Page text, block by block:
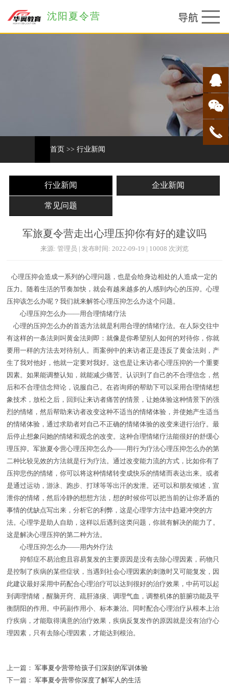
沈阳夏令营
首页 >> 行业新闻
行业新闻 企业新闻
常见问题
军旅夏令营走出心理压抑你有好的建议吗
来源: 管理员 | 发布时间: 2022-09-19 | 10008 次浏览
心理压抑会造成一系列的心理问题，也是会给身边相处的人造成一定的
压力。随着生活的节奏加快，就会有越来越多的人感到内心的压抑。心理
压抑该怎么办呢？我们就来解答心理压抑怎么办这个问题。
心理压抑怎么办——用合理情绪疗法
心理的压抑怎么办的首选方法就是利用合理的情绪疗法。在人际交往中
有这样的一条法则叫黄金法则即：就像是你希望别人如何的对待你，你就
要用一样的方法去对待别人。而案例中的来访者正是违反了黄金法则，产
生了我对他好，他就一定要对我好。这也是让来访者心理压抑的一个重要
因素。如果能调整认知，就能减少痛苦。认识到了自己的不合理信念，然
后和不合理信念辩论，说服自己。在咨询师的帮助下可以采用合理情绪想
象技术，放松之后，回到让来访者痛苦的情景，让她体验这种情景下的强
烈的情绪，然后帮助来访者改变这种不适当的情绪体验，并使她产生适当
的情绪体验，通过求助者对自己不正确的情绪体验的改变来进行治疗。最
后停止想象问她的情绪和观念的改变。这种合理情绪疗法能很好的舒缓心
理压抑。军旅夏令营心理压抑怎么办——用行为疗法心理压抑怎么办的第
二种比较见效的方法就是行为疗法。通过改变能力流的方式，比如你有了
压抑悲伤的情绪，你可以将这种情绪转变成快乐的情绪而表达出来。或者
是通过运动，游泳、跑步、打球等等出汗的发泄。还可以和朋友倾述，宣
泄你的情绪，然后冷静的想想方法，想的时候你可以把当前的让你矛盾的
事情的优缺点写出来，分析它的利弊，这是心理学方法中趋避冲突的方
法。心理学是助人自助，这样以后遇到这类问题，你就有解决的能力了。
这是解决心理压抑的第二种方法。
心理压抑怎么办——用内外疗法
抑郁症不易治愈且容易复发的主要原因是没有去除心理因素，药物只
是控制了疾病的某些症状，当遇到社会心理因素的刺激时又可能复发，因
此建议最好采用中药配合心理治疗可以达到很好的治疗效果，中药可以起
到调理情绪，醒脑开窍、疏肝涤痰、调理气血，调整机体的脏腑功能及平
衡阴阳的作用。中药副作用小、标本兼治。同时配合心理治疗从根本上治
疗疾病，才能取得满意的治疗效果，疾病反复发作的原因就是没有治疗心
理因素，只有去除心理因素，才能达到根治。
上一篇： 军事夏令营带给孩子们深刻的军训体验
下一篇： 军事夏令营带你深度了解军人的生活